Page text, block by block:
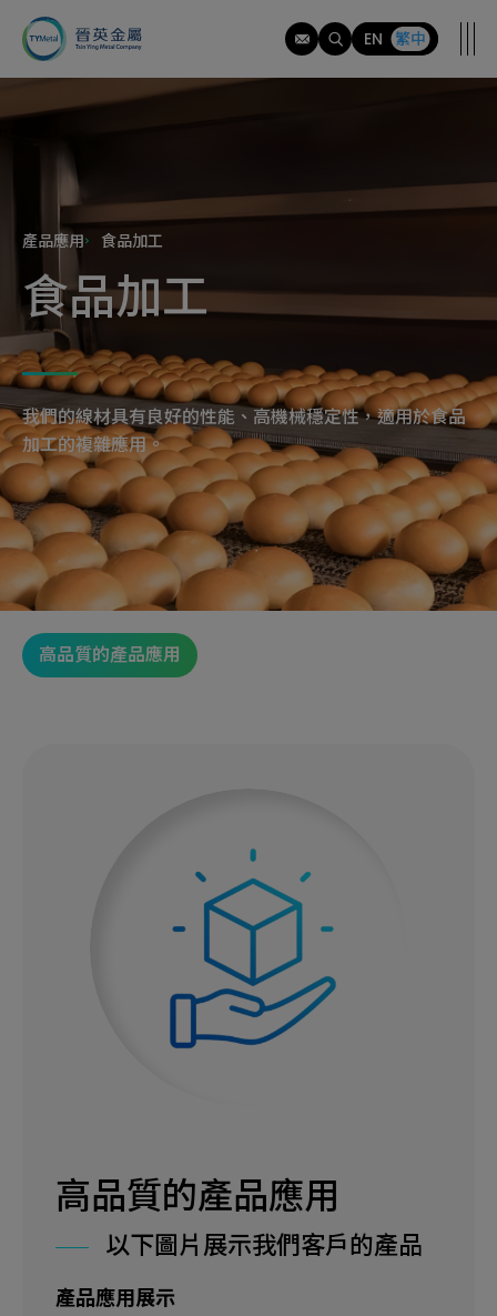
EN 繁中
產品應用 食品加工
食品加工
我們的線材具有良好的性能、高機械穩定性，適用於食品
加工的複雜應用。
高品質的產品應用
高品質的產品應用
以下圖片展示我們客戶的產品
產品應用展示